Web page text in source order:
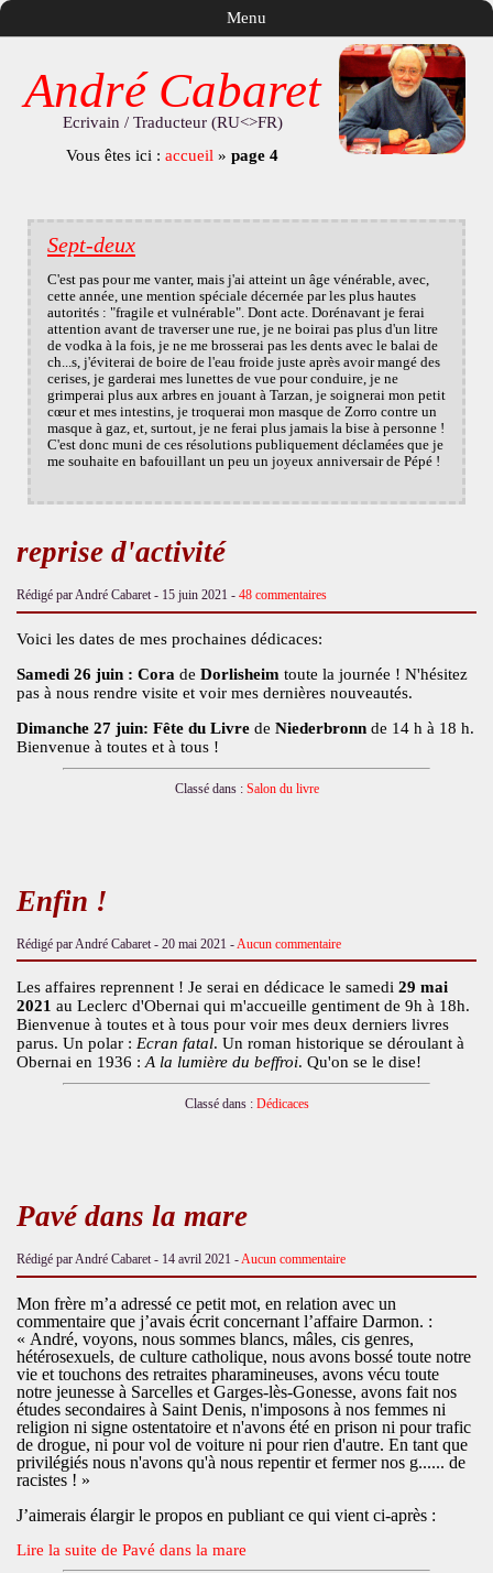
André Cabaret
Ecrivain / Traducteur (RU<>FR)
Vous êtes ici : accueil » page 4
Menu
Sept-deux
C'est pas pour me vanter, mais j'ai atteint un âge vénérable, avec,
cette année, une mention spéciale décernée par les plus hautes
autorités : "fragile et vulnérable". Dont acte. Dorénavant je ferai
attention avant de traverser une rue, je ne boirai pas plus d'un litre
de vodka à la fois, je ne me brosserai pas les dents avec le balai de
ch...s, j'éviterai de boire de l'eau froide juste après avoir mangé des
cerises, je garderai mes lunettes de vue pour conduire, je ne
grimperai plus aux arbres en jouant à Tarzan, je soignerai mon petit
cœur et mes intestins, je troquerai mon masque de Zorro contre un
masque à gaz, et, surtout, je ne ferai plus jamais la bise à personne !
C'est donc muni de ces résolutions publiquement déclamées que je
me souhaite en bafouillant un peu un joyeux anniversair de Pépé !
reprise d'activité
Rédigé par André Cabaret - 15 juin 2021 - 48 commentaires
Voici les dates de mes prochaines dédicaces:
Samedi 26 juin : Cora de Dorlisheim toute la journée ! N'hésitez
pas à nous rendre visite et voir mes dernières nouveautés.
Dimanche 27 juin: Fête du Livrede Niederbronnde 14 h à 18 h.
Bienvenue à toutes et à tous !
Classé dans : Salon du livre
Enfin !
Rédigé par André Cabaret - 20 mai 2021 - Aucun commentaire
Les affaires reprennent ! Je serai en dédicace le samedi29 mai
2021 au Leclerc d'Obernai qui m'accueille gentiment de 9h à 18h.
Bienvenue à toutes et à tous pour voir mes deux derniers livres
parus. Un polar : Ecran fatal. Un roman historique se déroulant à
Obernai en 1936 :A la lumière du beffroi. Qu'on se le dise!
Classé dans : Dédicaces
Pavé dans la mare
Rédigé par André Cabaret - 14 avril 2021 -Aucun commentaire
Mon frère m’a adresséce petit mot, en relation avec un
commentaire que j’avais écrit concernant l’affaire Darmon. :
« André, voyons, nous sommes blancs, mâles, cis genres,
hétérosexuels, de culture catholique, nous avons bossé toute notre
vie et touchons des retraites pharamineuses, avons vécu toute
notre jeunesse à Sarcelles et Garges-lès-Gonesse, avons fait nos
études secondaires à Saint Denis, n'imposons à nos femmes ni
religion ni signe ostentatoire et n'avons été en prison ni pour trafic
de drogue, ni pour vol de voiture ni pour rien d'autre. En tant que
privilégiés nous n'avons qu'à nous repentir et fermer nos g...... de
racistes ! »
J’aimerais élargir le propos en publiant ce qui vient ci-après :
Lire la suite de Pavé dans la mare